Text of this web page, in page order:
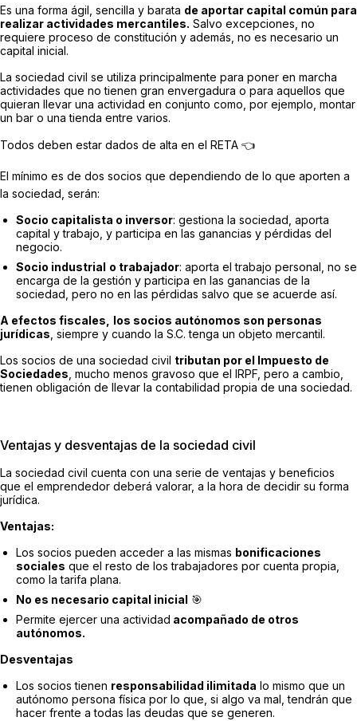
Es una forma ágil, sencilla y barata de aportar capital común para
realizar actividades mercantiles. Salvo excepciones, no
requiere proceso de constitución y además, no es necesario un
capital inicial.
La sociedad civil se utiliza principalmente para poner en marcha
actividades que no tienen gran envergadura o para aquellos que
quieran llevar una actividad en conjunto como, por ejemplo, montar
un bar o una tienda entre varios.
Todos deben estar dados de alta en el RETA 👈
El mínimo es de dos socios que dependiendo de lo que aporten a
la sociedad, serán:
Socio capitalista o inversor: gestiona la sociedad, aporta
capital y trabajo, y participa en las ganancias y pérdidas del
negocio.
Socio industrial o trabajador: aporta el trabajo personal, no se
encarga de la gestión y participa en las ganancias de la
sociedad, pero no en las pérdidas salvo que se acuerde así.
A efectos fiscales,
los socios autónomos son personas
jurídicas , siempre y cuando la S.C. tenga un objeto mercantil.
Los socios de una sociedad civil tributan por el Impuesto de
Sociedades , mucho menos gravoso que el IRPF, pero a cambio,
tienen obligación de llevar la contabilidad propia de una sociedad.
Ventajas y desventajas de la sociedad civil
La sociedad civil cuenta con una serie de ventajas y beneficios
que el emprendedor deberá valorar, a la hora de decidir su forma
jurídica.
Ventajas:
Los socios pueden acceder a las mismas bonificaciones
sociales que el resto de los trabajadores por cuenta propia,
como la tarifa plana.
No es necesario capital inicial 🎯
Permite ejercer una actividad acompañado de otros
autónomos.
Desventajas
Los socios tienen responsabilidad ilimitada lo mismo que un
autónomo persona física por lo que, si algo va mal, tendrán que
hacer frente a todas las deudas que se generen.